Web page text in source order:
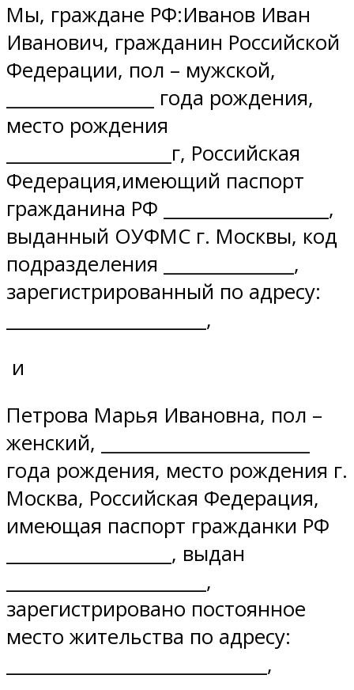
Мы, граждане РФ:Иванов Иван
Иванович, гражданин Российской
Федерации, пол – мужской,
_________________ года рождения,
место рождения
___________________г, Российская
Федерация,имеющий паспорт
гражданина РФ ___________________,
выданный ОУФМС г. Москвы, код
подразделения _______________,
зарегистрированный по адресу:
_______________________,
и
Петрова Марья Ивановна, пол –
женский, ________________________
года рождения, место рождения г.
Москва, Российская Федерация,
имеющая паспорт гражданки РФ
___________________, выдан
_______________________,
зарегистрировано постоянное
место жительства по адресу:
______________________________,